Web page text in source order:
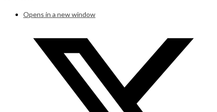
Opens in a new window